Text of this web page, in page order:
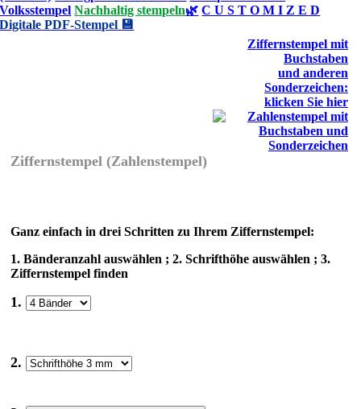
Volksstempel Nachhaltig stempeln🌿 C U S T O M I Z E D
Digitale PDF-Stempel 💾
Ziffernstempel mit
Buchstaben
und anderen
Sonderzeichen:
klicken Sie hier
Ziffernstempel (Zahlenstempel)
Ganz einfach in drei Schritten zu Ihrem Ziffernstempel:
1. Bänderanzahl auswählen ; 2. Schrifthöhe auswählen ; 3.
Ziffernstempel finden
1.
2.